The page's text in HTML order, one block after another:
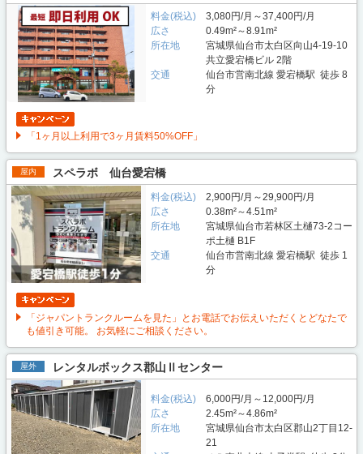
料金(税込)
3,080円/月～37,400円/月
広さ
0.49m²～8.91m²
所在地
宮城県仙台市太白区向山4-19-10
共立愛宕橋ビル 2階
交通
仙台市営南北線 愛宕橋駅 徒歩 8
分
「1ヶ月以上利用で3ヶ月賃料50%OFF」
屋内 スペラボ 仙台愛宕橋
料金(税込)
2,900円/月～29,900円/月
広さ
0.38m²～4.51m²
所在地
宮城県仙台市若林区土樋73-2コー
ポ土樋 B1F
交通
仙台市営南北線 愛宕橋駅 徒歩 1
分
「ジャパントランクルームを見た」とお電話でお伝えいただくとどなたで
も値引き可能。 お気軽にご相談ください。
屋外 レンタルボックス郡山Ⅱセンター
料金(税込)
6,000円/月～12,000円/月
広さ
2.45m²～4.86m²
所在地
宮城県仙台市太白区郡山2丁目12-
21